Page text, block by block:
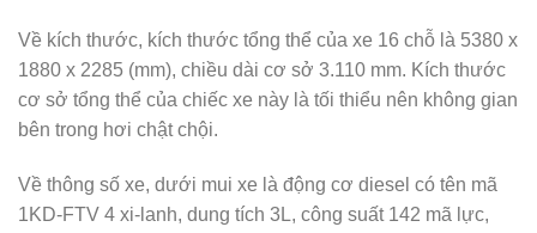
Về kích thước, kích thước tổng thể của xe 16 chỗ là 5380 x
1880 x 2285 (mm), chiều dài cơ sở 3.110 mm. Kích thước
cơ sở tổng thể của chiếc xe này là tối thiểu nên không gian
bên trong hơi chật chội.
Về thông số xe, dưới mui xe là động cơ diesel có tên mã
1KD-FTV 4 xi-lanh, dung tích 3L, công suất 142 mã lực,